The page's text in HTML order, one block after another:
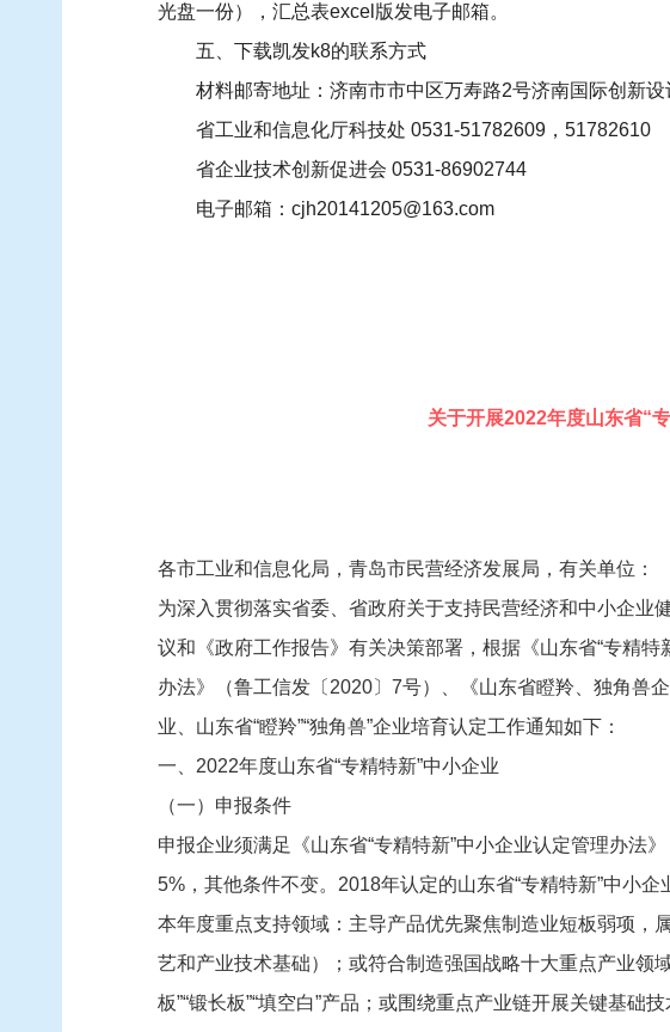
光盘一份），汇总表excel版发电子邮箱。
五、下载凯发k8的联系方式
材料邮寄地址：济南市市中区万寿路2号济南国际创新
省工业和信息化厅科技处 0531-51782609，51782610
省企业技术创新促进会 0531-86902744
电子邮箱： cjh20141205@163.com
关于开展2022年度山东省“
各市工业和信息化局，青岛市民营经济发展局，有关单位：
为深入贯彻落实省委、省政府关于支持民营经济和中小企
议和《政府工作报告》有关决策部署，根据《山东省“专精
办法》（鲁工信发〔2020〕7号）、《山东省瞪羚、独角兽
业、山东省“瞪羚”“独角兽”企业培育认定工作通知如下：
一、2022年度山东省“专精特新”中小企业
（一）申报条件
申报企业须满足《山东省“专精特新”中小企业认定管理办法
5%，其他条件不变。2018年认定的山东省“专精特新”中小
本年度重点支持领域：主导产品优先聚焦制造业短板弱项，
艺和产业技术基础）；或符合制造强国战略十大重点产业领
板”“锻长板”“填空白”产品；或围绕重点产业链开展关键基